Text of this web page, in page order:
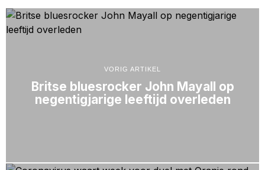
VORIG ARTIKEL
Britse bluesrocker John Mayall op
negentigjarige leeftijd overleden